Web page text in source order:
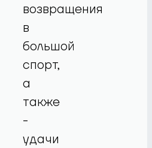
возвращения
в
большой
спорт,
а
также
-
удачи